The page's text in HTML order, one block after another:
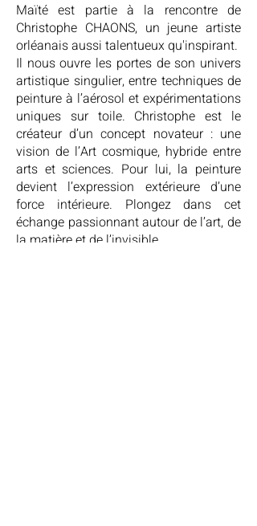
Maïté est partie à la rencontre de
Christophe CHAONS, un jeune artiste
orléanais aussi talentueux qu'inspirant.
Il nous ouvre les portes de son univers
artistique singulier, entre techniques de
peinture à l’aérosol et expérimentations
uniques sur toile. Christophe est le
créateur d’un concept novateur : une
vision de l’Art cosmique, hybride entre
arts et sciences. Pour lui, la peinture
devient l’expression extérieure d’une
force intérieure. Plongez dans cet
échange passionnant autour de l’art, de
la matière et de l’invisible…